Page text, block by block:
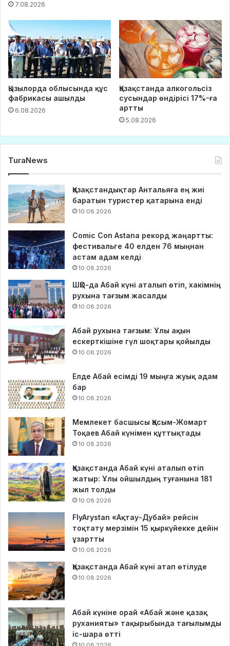
7.08.2026
Қызылорда облысында құс
фабрикасы ашылды
6.08.2026
Қазақстанда алкогольсіз
сусындар өндірісі 17%-ға
артты
5.08.2026
TuraNews
Қазақстандықтар Антальяға ең жиі
баратын туристер қатарына енді
10.08.2026
Comic Con Astana рекорд жаңартты:
фестивальге 40 елден 76 мыңнан
астам адам келді
10.08.2026
ШҚО-да Абай күні аталып өтіп, хакімнің
рухына тағзым жасалды
10.08.2026
Абай рухына тағзым: Ұлы ақын
ескерткішіне гүл шоқтары қойылды
10.08.2026
Елде Абай есімді 19 мыңға жуық адам
бар
10.08.2026
Мемлекет басшысы Қасым-Жомарт
Тоқаев Абай күнімен құттықтады
10.08.2026
Қазақстанда Абай күні аталып өтіп
жатыр: Ұлы ойшылдың туғанына 181
жыл толды
10.08.2026
FlyArystan «Ақтау-Дубай» рейсін
тоқтату мерзімін 15 қыркүйекке дейін
ұзартты
10.08.2026
Қазақстанда Абай күні атап өтілуде
10.08.2026
Абай күніне орай «Абай және қазақ
руханияты» тақырыбында тағылымды
іс-шара өтті